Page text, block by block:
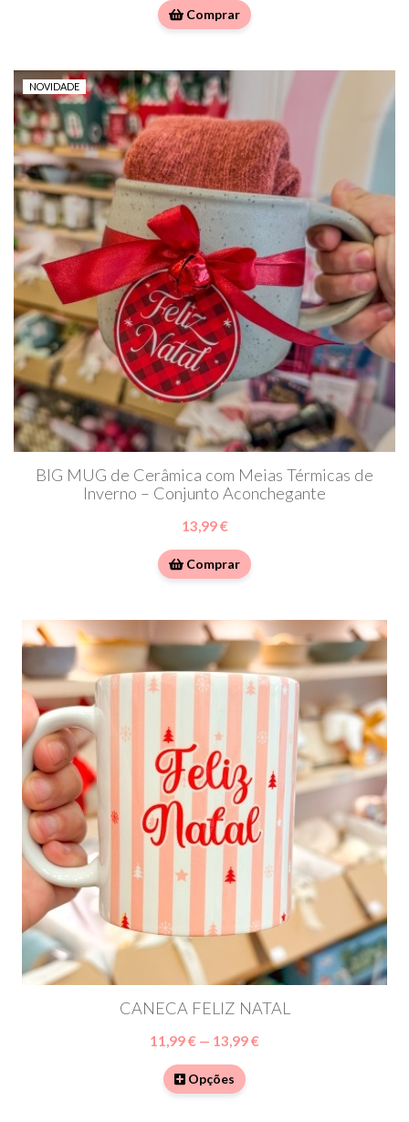
Comprar
NOVIDADE
BIG MUG de Cerâmica com Meias Térmicas de
Inverno – Conjunto Aconchegante
13,99 €
Comprar
CANECA FELIZ NATAL
11,99 € — 13,99 €
Opções